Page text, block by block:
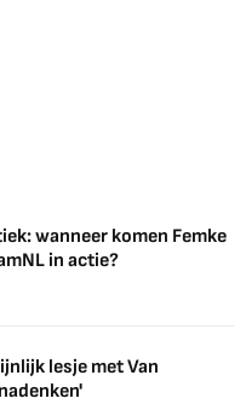
wanneer komen Femke
in actie?
lesje met Van